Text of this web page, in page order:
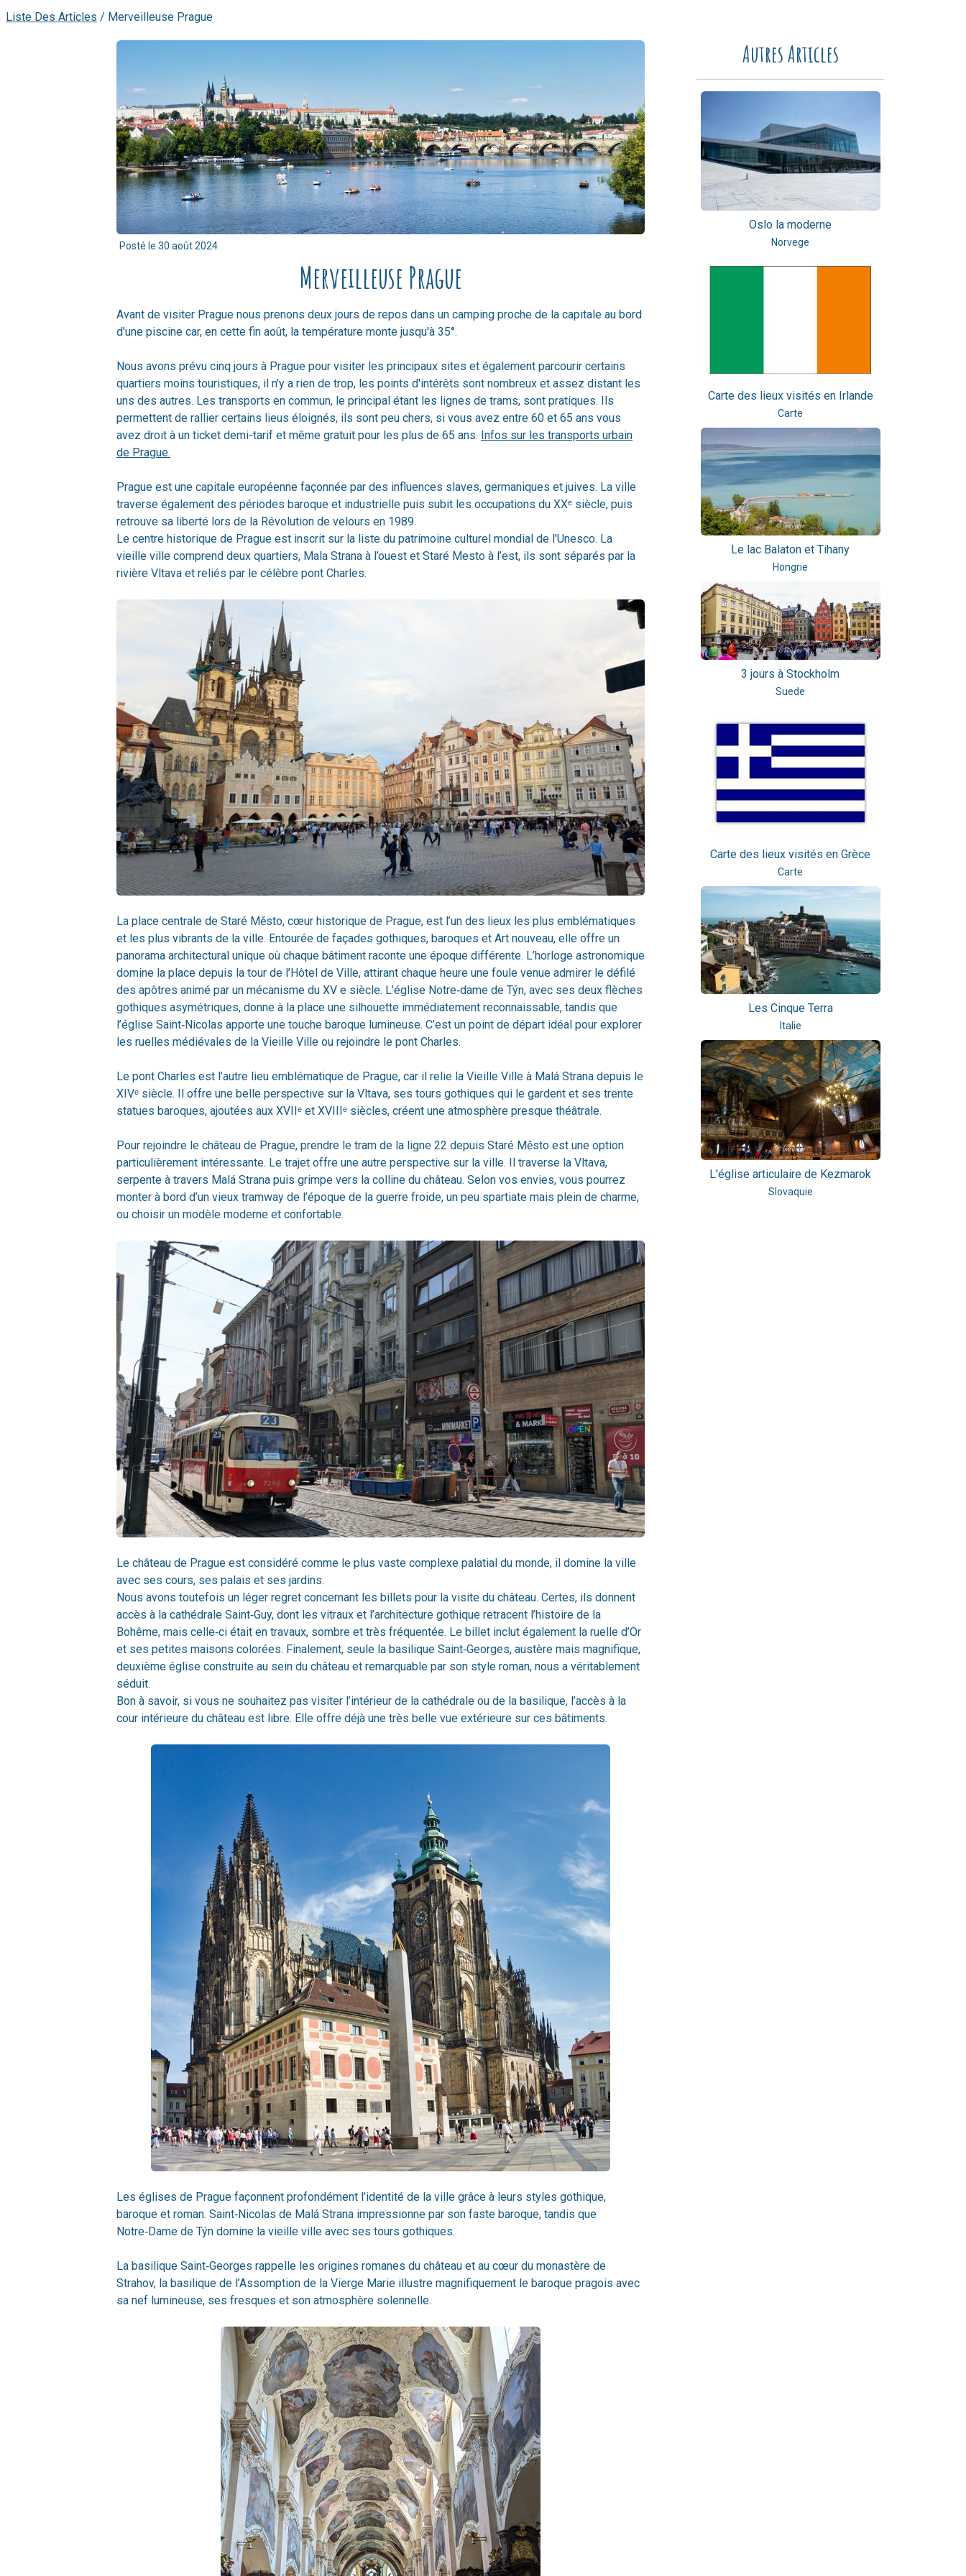
Liste Des Articles / Merveilleuse Prague
Posté le 30 août 2024
Merveilleuse Prague
Avant de visiter Prague nous prenons deux jours de repos dans un camping proche de la capitale au bord
d'une piscine car, en cette fin août, la température monte jusqu'à 35°.
Nous avons prévu cinq jours à Prague pour visiter les principaux sites et également parcourir certains
quartiers moins touristiques, il n'y a rien de trop, les points d'intérêts sont nombreux et assez distant les
uns des autres. Les transports en commun, le principal étant les lignes de trams, sont pratiques. Ils
permettent de rallier certains lieus éloignés, ils sont peu chers, si vous avez entre 60 et 65 ans vous
avez droit à un ticket demi-tarif et même gratuit pour les plus de 65 ans. Infos sur les transports urbain
de Prague.
Prague est une capitale européenne façonnée par des influences slaves, germaniques et juives. La ville
traverse également des périodes baroque et industrielle puis subit les occupations du XXᵉ siècle, puis
retrouve sa liberté lors de la Révolution de velours en 1989.
Le centre historique de Prague est inscrit sur la liste du patrimoine culturel mondial de l'Unesco. La
vieille ville comprend deux quartiers, Mala Strana à l’ouest et Staré Mesto à l’est, ils sont séparés par la
rivière Vltava et reliés par le célèbre pont Charles.
La place centrale de Staré Město, cœur historique de Prague, est l’un des lieux les plus emblématiques
et les plus vibrants de la ville. Entourée de façades gothiques, baroques et Art nouveau, elle offre un
panorama architectural unique où chaque bâtiment raconte une époque différente. L’horloge astronomique
domine la place depuis la tour de l’Hôtel de Ville, attirant chaque heure une foule venue admirer le défilé
des apôtres animé par un mécanisme du XV e siècle. L’église Notre‑dame de Týn, avec ses deux flèches
gothiques asymétriques, donne à la place une silhouette immédiatement reconnaissable, tandis que
l’église Saint‑Nicolas apporte une touche baroque lumineuse. C’est un point de départ idéal pour explorer
les ruelles médiévales de la Vieille Ville ou rejoindre le pont Charles.
Le pont Charles est l’autre lieu emblématique de Prague, car il relie la Vieille Ville à Malá Strana depuis le
XIVᵉ siècle. Il offre une belle perspective sur la Vltava, ses tours gothiques qui le gardent et ses trente
statues baroques, ajoutées aux XVIIᵉ et XVIIIᵉ siècles, créent une atmosphère presque théâtrale.
Pour rejoindre le château de Prague, prendre le tram de la ligne 22 depuis Staré Město est une option
particulièrement intéressante. Le trajet offre une autre perspective sur la ville. Il traverse la Vltava,
serpente à travers Malá Strana puis grimpe vers la colline du château. Selon vos envies, vous pourrez
monter à bord d’un vieux tramway de l’époque de la guerre froide, un peu spartiate mais plein de charme,
ou choisir un modèle moderne et confortable.
Le château de Prague est considéré comme le plus vaste complexe palatial du monde, il domine la ville
avec ses cours, ses palais et ses jardins.
Nous avons toutefois un léger regret concernant les billets pour la visite du château. Certes, ils donnent
accès à la cathédrale Saint‑Guy, dont les vitraux et l’architecture gothique retracent l’histoire de la
Bohême, mais celle‑ci était en travaux, sombre et très fréquentée. Le billet inclut également la ruelle d’Or
et ses petites maisons colorées. Finalement, seule la basilique Saint‑Georges, austère mais magnifique,
deuxième église construite au sein du château et remarquable par son style roman, nous a véritablement
séduit.
Bon à savoir, si vous ne souhaitez pas visiter l’intérieur de la cathédrale ou de la basilique, l’accès à la
cour intérieure du château est libre. Elle offre déjà une très belle vue extérieure sur ces bâtiments.
Les églises de Prague façonnent profondément l’identité de la ville grâce à leurs styles gothique,
baroque et roman. Saint‑Nicolas de Malá Strana impressionne par son faste baroque, tandis que
Notre‑Dame de Týn domine la vieille ville avec ses tours gothiques.
La basilique Saint‑Georges rappelle les origines romanes du château et au cœur du monastère de
Strahov, la basilique de l’Assomption de la Vierge Marie illustre magnifiquement le baroque pragois avec
sa nef lumineuse, ses fresques et son atmosphère solennelle.
Autres Articles
Oslo la moderne
Norvege
Carte des lieux visités en Irlande
Carte
Le lac Balaton et Tihany
Hongrie
3 jours à Stockholm
Suede
Carte des lieux visités en Grèce
Carte
Les Cinque Terra
Italie
L'église articulaire de Kezmarok
Slovaquie